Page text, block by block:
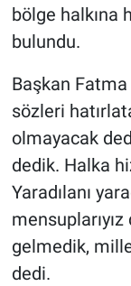
bölge halkına
bulundu.
Başkan
sözleri
olmayacak
dedik. Halka
Yaradılanı
gelmedik,
dedi.